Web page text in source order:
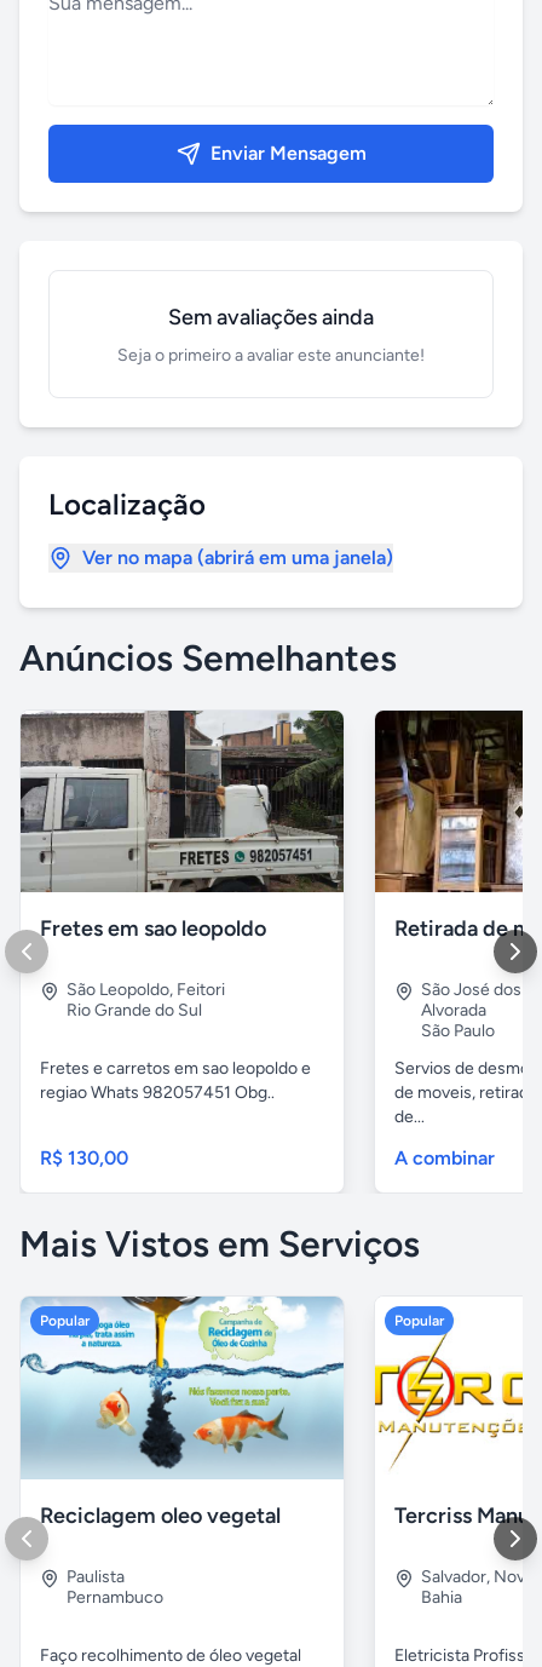
Enviar Mensagem
Sem avaliações ainda
Seja o primeiro a avaliar este anunciante!
Localização
Ver no mapa (abrirá em uma janela)
Anúncios Semelhantes
Fretes em sao leopoldo
São Leopoldo, Feitori
Rio Grande do Sul
Fretes e carretos em sao leopoldo e
regiao Whats 982057451 Obg..
R$ 130,00
São José dos
Alvorada
São Paulo
Servios de
de moveis,
de...
A combinar
Mais Vistos em Serviços
Popular
Reciclagem oleo vegetal
Paulista
Pernambuco
Faço recolhimento de óleo vegetal
Popular
Salvador, Nova
Bahia
Eletricista